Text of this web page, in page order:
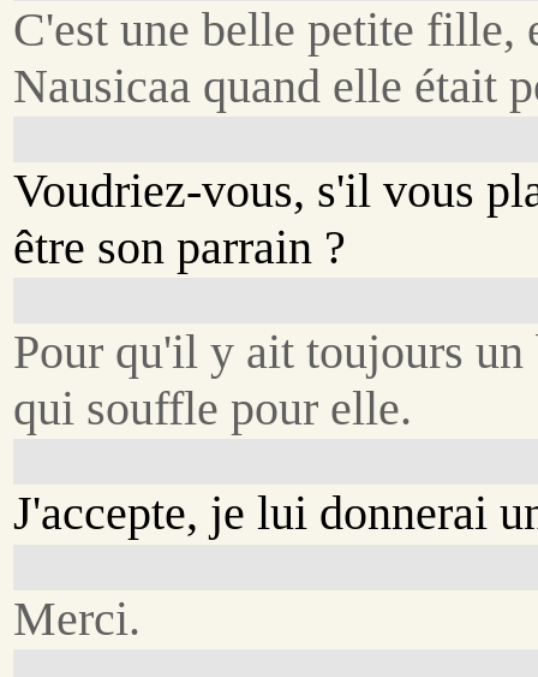
C'est une belle petite fille,
Nausicaa quand elle était
Voudriez-vous, s'il vous
être son parrain ?
Pour qu'il y ait toujours un
qui souffle pour elle.
J'accepte, je lui donnerai
Merci.